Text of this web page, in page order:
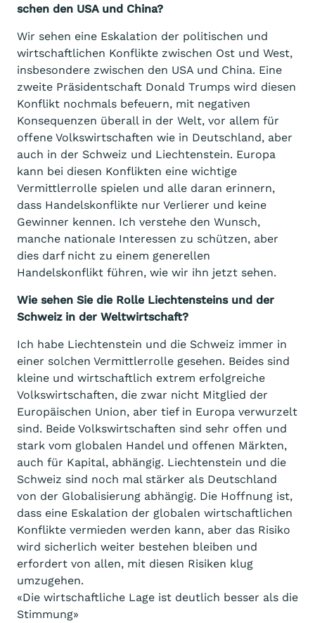
schen den USA und China?
Wir sehen eine Eskalation der politischen und
wirtschaftlichen Konflikte zwischen Ost und West,
insbesondere zwischen den USA und China. Eine
zweite Präsidentschaft Donald Trumps wird diesen
Konflikt nochmals befeuern, mit negativen
Konsequenzen überall in der Welt, vor allem für
offene Volkswirtschaften wie in Deutschland, aber
auch in der Schweiz und Liechtenstein. Europa
kann bei diesen Konflikten eine wichtige
Vermittlerrolle spielen und alle daran erinnern,
dass Handelskonflikte nur Verlierer und keine
Gewinner kennen. Ich verstehe den Wunsch,
manche nationale Interessen zu schützen, aber
dies darf nicht zu einem generellen
Handelskonflikt führen, wie wir ihn jetzt sehen.
Wie sehen Sie die Rolle Liechtensteins und der
Schweiz in der Weltwirtschaft?
Ich habe Liechtenstein und die Schweiz immer in
einer solchen Vermittlerrolle gesehen. Beides sind
kleine und wirtschaftlich extrem erfolgreiche
Volkswirtschaften, die zwar nicht Mitglied der
Europäischen Union, aber tief in Europa verwurzelt
sind. Beide Volkswirtschaften sind sehr offen und
stark vom globalen Handel und offenen Märkten,
auch für Kapital, abhängig. Liechtenstein und die
Schweiz sind noch mal stärker als Deutschland
von der Globalisierung abhängig. Die Hoffnung ist,
dass eine Eskalation der globalen wirtschaftlichen
Konflikte vermieden werden kann, aber das Risiko
wird sicherlich weiter bestehen bleiben und
erfordert von allen, mit diesen Risiken klug
umzugehen.
«Die wirtschaftliche Lage ist deutlich besser als die
Stimmung»